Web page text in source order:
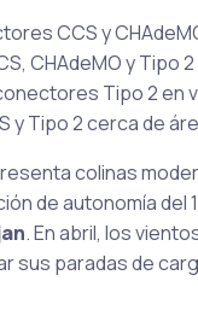
CCS y
CHAdeMO y Tipo
Tipo 2 en
y Tipo 2 cerca de
colinas
de autonomía
. En abril, los
paradas de